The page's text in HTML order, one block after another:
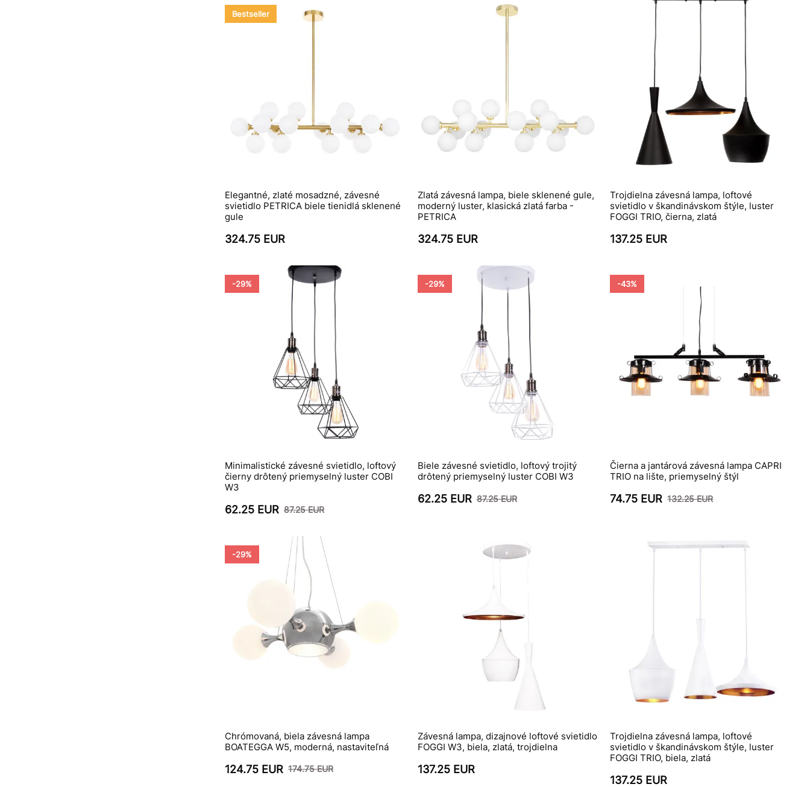
Bestseller
Elegantné, zlaté mosadzné, závesné
svietidlo PETRICA biele tienidlá sklenené
gule
324.75 EUR
Zlatá závesná lampa, biele sklenené gule,
moderný luster, klasická zlatá farba -
PETRICA
324.75 EUR
Trojdielna závesná lampa, loftové
svietidlo v škandinávskom štýle, luster
FOGGI TRIO, čierna, zlatá
137.25 EUR
-29%
Minimalistické závesné svietidlo, loftový
čierny drôtený priemyselný luster COBI
W3
62.25 EUR 87.25 EUR
-29%
Biele závesné svietidlo, loftový trojitý
drôtený priemyselný luster COBI W3
62.25 EUR 87.25 EUR
-43%
Čierna a jantárová závesná lampa CAPRI
TRIO na lište, priemyselný štýl
74.75 EUR 132.25 EUR
-29%
Chrómovaná, biela závesná lampa
BOATEGGA W5, moderná, nastaviteľná
124.75 EUR 174.75 EUR
Závesná lampa, dizajnové loftové svietidlo
FOGGI W3, biela, zlatá, trojdielna
137.25 EUR
Trojdielna závesná lampa, loftové
svietidlo v škandinávskom štýle, luster
FOGGI TRIO, biela, zlatá
137.25 EUR